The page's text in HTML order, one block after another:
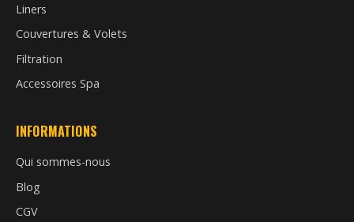
Liners
Couvertures & Volets
Filtration
Accessoires Spa
INFORMATIONS
Qui sommes-nous
Blog
CGV